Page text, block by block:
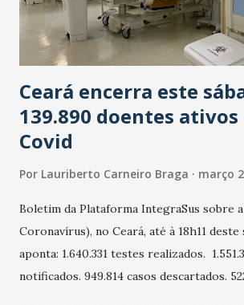
Ceará encerra este
139.890 doentes ativos
Covid
Por Lauriberto Carneiro Braga março
Boletim da Plataforma IntegraSus sobre
Coronavírus), no Ceará, até à 18h11 deste
aponta: 1.640.331 testes realizados.
notificados. 949.814 casos descartados.